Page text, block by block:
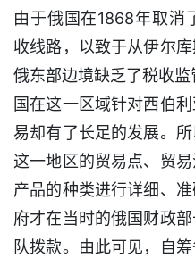
由于俄国在1868年取消
收线路，以致于从伊尔
俄东部边境缺乏了税收
国在这一区域针对西伯
易却有了长足的发展。
这一地区的贸易点、贸
产品的种类进行详细、
府才在当时的俄国财政
队拨款。由此可见，自